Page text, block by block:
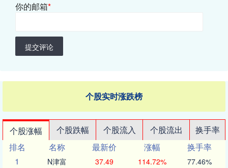
你的邮箱*
提交评论
个股实时涨跌榜
个股涨幅 个股跌幅 个股流入 个股流出
换手率
排名
名称 最新价 涨幅
换手率
1
N津富 37.49 114.72% 77.46%